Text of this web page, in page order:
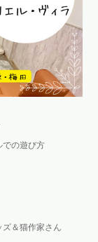
での遊び方
＆猫作家さん